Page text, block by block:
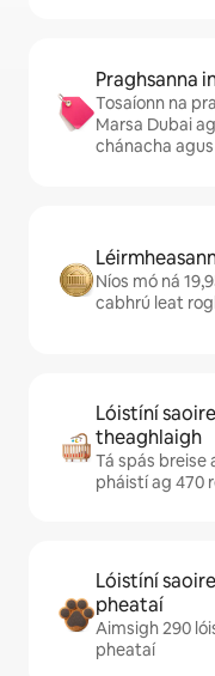
Praghsanna
Tosaíonn na
Marsa Dubai
chánacha
Níos mó ná
cabhrú leat
Lóistíní
theaghlaigh
Tá spás breise
pháistí ag 470
Lóistíní
pheataí
Aimsigh 290
pheataí